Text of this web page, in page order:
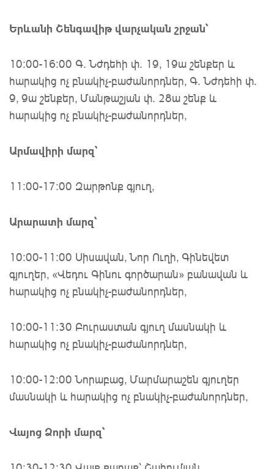
Երևանի Շենգավիթ վարչական շրջան՝
10։00-16։00 Գ․ Նժդեհի փ. 19, 19ա շենքեր և
հարակից ոչ բնակիչ-բաժանորդներ, Գ․ Նժդեհի փ․
9, 9ա շենքեր, Մանթաշյան փ․ 28ա շենք և
հարակից ոչ բնակիչ-բաժանորդներ,
Արմավիրի մարզ՝
11:00-17:00 Զարթոնք գյուղ,
Արարատի մարզ՝
10։00-11։00 Սիսավան, Նոր Ուղի, Գինեվետ
գյուղեր, «Վեդու Գինու գործարան» բանավան և
հարակից ոչ բնակիչ-բաժանորդներ,
10։00-11։30 Բուրաստան գյուղ մասնակի և
հարակից ոչ բնակիչ-բաժանորդներ,
10:00-12:00 Նորաբաց, Մարմարաշեն գյուղեր
մասնակի և հարակից ոչ բնակիչ-բաժանորդներ,
Վայոց Ձորի մարզ՝